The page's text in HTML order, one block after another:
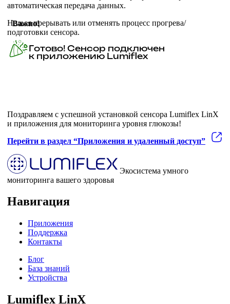
автоматическая передача данных.
Важно!
Нельзя прерывать или отменять процесс прогрева/
подготовки сенсора.
Готово! Сенсор подключен
к приложению Lumiflex
Поздравляем с успешной установкой сенсора Lumiflex LinX
и приложения для мониторинга уровня глюкозы!
Перейти в раздел “Приложения и удаленный доступ”
Экосистема умного
мониторинга вашего здоровья
Навигация
Приложения
Поддержка
Контакты
Блог
База знаний
Устройства
Lumiflex LinX